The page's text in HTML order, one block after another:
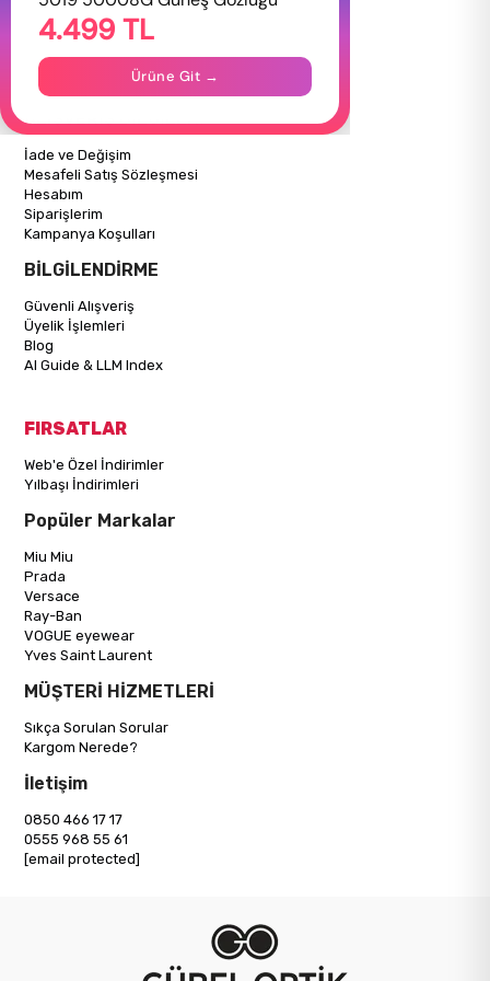
Hakkımızda
Gizlilik Politikası
İletişim
ALIŞVERİŞ BİLGİLERİ
İade ve Değişim
Mesafeli Satış Sözleşmesi
Hesabım
Siparişlerim
Kampanya Koşulları
BİLGİLENDİRME
Güvenli Alışveriş
Üyelik İşlemleri
Blog
AI Guide & LLM Index
FIRSATLAR
Web'e Özel İndirimler
Yılbaşı İndirimleri
Popüler Markalar
Miu Miu
Prada
Versace
Ray-Ban
VOGUE eyewear
Yves Saint Laurent
MÜŞTERİ HİZMETLERİ
Sıkça Sorulan Sorular
Kargom Nerede?
İletişim
0850 466 17 17
0555 968 55 61
[email protected]
4.499 TL
Ürüne Git →